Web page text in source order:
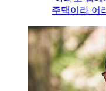
주택이라 어